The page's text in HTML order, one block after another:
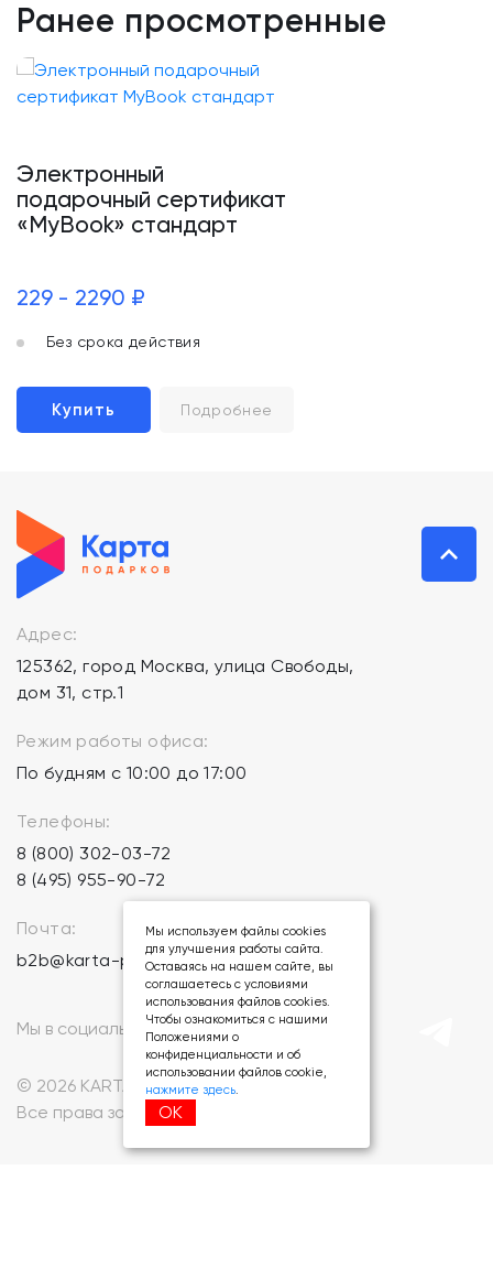
Ранее просмотренные
Электронный
подарочный сертификат
«MyBook» стандарт
229 - 2290 ₽
Без срока действия
Купить Подробнее
Адрес:
125362, город Москва, улица Свободы,
дом 31, стр.1
Режим работы офиса:
По будням с 10:00 до 17:00
Телефоны:
8 (800) 302-03-72
8 (495) 955-90-72
Почта:
b2b@karta-podarkov.ru
© 2026 KARTA-PODARKOV.RU.
Все права защищены.
Мы в социальных сетях:
Мы используем файлы cookies
для улучшения работы сайта.
Оставаясь на нашем сайте, вы
соглашаетесь с условиями
использования файлов cookies.
Чтобы ознакомиться с нашими
Положениями о
конфиденциальности и об
использовании файлов cookie,
нажмите здесь.
ОК